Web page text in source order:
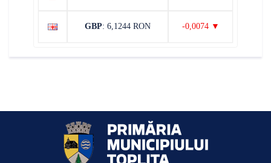
GBP: 6,1244 RON -0,0074 ▼